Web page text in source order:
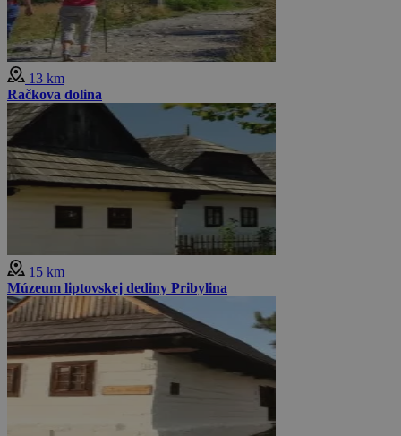
13 km
Račkova dolina
15 km
Múzeum liptovskej dediny Pribylina